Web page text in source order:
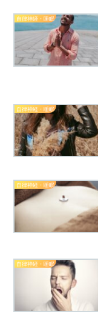
自律神経・睡眠
自律神経・睡眠
自律神経・睡眠
自律神経・睡眠